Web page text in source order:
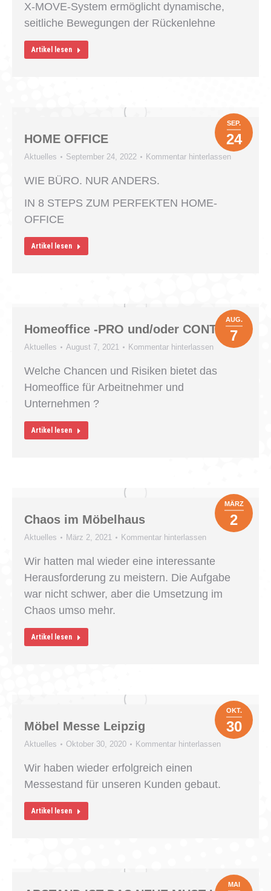
X-MOVE-System ermöglicht dynamische,
seitliche Bewegungen der Rückenlehne​
Artikel lesen
SEP.
24
HOME OFFICE
Aktuelles September 24, 2022 Kommentar hinterlassen
WIE BÜRO. NUR ANDERS.
IN 8 STEPS ZUM PERFEKTEN HOME-
OFFICE
Artikel lesen
AUG.
7
Homeoffice -PRO und/oder CONTRA
Aktuelles August 7, 2021 Kommentar hinterlassen
Welche Chancen und Risiken bietet das
Homeoffice für Arbeitnehmer und
Unternehmen ?
Artikel lesen
MÄRZ
2
Chaos im Möbelhaus
Aktuelles März 2, 2021 Kommentar hinterlassen
Wir hatten mal wieder eine interessante
Herausforderung zu meistern. Die Aufgabe
war nicht schwer, aber die Umsetzung im
Chaos umso mehr.
Artikel lesen
OKT.
30
Möbel Messe Leipzig
Aktuelles Oktober 30, 2020 Kommentar hinterlassen
Wir haben wieder erfolgreich einen
Messestand für unseren Kunden gebaut.
Artikel lesen
MAI